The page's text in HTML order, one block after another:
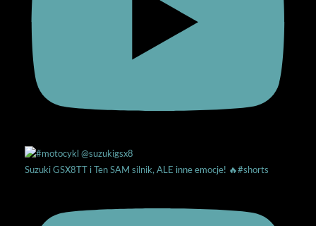
Suzuki GSX8TT i Ten SAM silnik, ALE inne emocje! 🔥#shorts